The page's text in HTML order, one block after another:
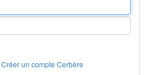
Créer un compte Cerbère